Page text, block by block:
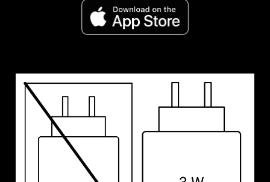
Login